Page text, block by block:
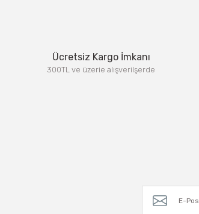
Ücretsiz Kargo İmkanı
300TL ve üzerie alışverilşerde